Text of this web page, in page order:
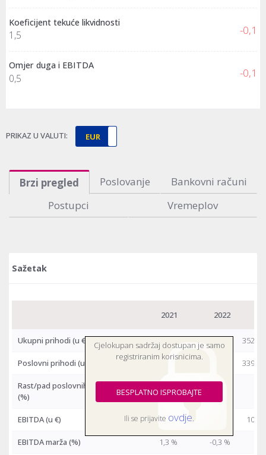
Koeficijent tekuće likvidnosti
1,5 -0,1
Omjer duga i EBITDA
0,5 -0,1
PRIKAZ U VALUTI: EUR
Brzi pregled Poslovanje
Bankovni računi
Postupci
Vremeplov
Sažetak
Cjelokupan sadržaj dostupan je samo
registriranim korisnicima.
BESPLATNO ISPROBAJTE
Ili se prijavite ovdje.
2021 2022
Ukupni prihodi (u €) 282.600.398 334.647.337
Poslovni prihodi (u €)
Rast/pad poslovnih prihoda
(%)
25,9 %
EBITDA(u €) 3.256.227
EBITDA marža (%) 1,3 % -0,3 %